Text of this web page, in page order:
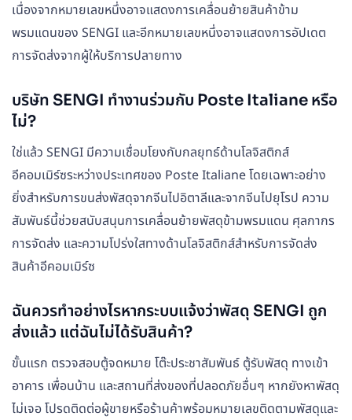
เนื่องจากหมายเลขหนึ่งอาจแสดงการเคลื่อนย้ายสินค้าข้าม
พรมแดนของ SENGI และอีกหมายเลขหนึ่งอาจแสดงการอัปเดต
การจัดส่งจากผู้ให้บริการปลายทาง
บริษัท SENGI ทำงานร่วมกับ Poste Italiane หรือ
ไม่?
ใช่แล้ว SENGI มีความเชื่อมโยงกับกลยุทธ์ด้านโลจิสติกส์
อีคอมเมิร์ซระหว่างประเทศของ Poste Italiane โดยเฉพาะอย่าง
ยิ่งสำหรับการขนส่งพัสดุจากจีนไปอิตาลีและจากจีนไปยุโรป ความ
สัมพันธ์นี้ช่วยสนับสนุนการเคลื่อนย้ายพัสดุข้ามพรมแดน ศุลกากร
การจัดส่ง และความโปร่งใสทางด้านโลจิสติกส์สำหรับการจัดส่ง
สินค้าอีคอมเมิร์ซ
ฉันควรทำอย่างไรหากระบบแจ้งว่าพัสดุ SENGI ถูก
ส่งแล้ว แต่ฉันไม่ได้รับสินค้า?
ขั้นแรก ตรวจสอบตู้จดหมาย โต๊ะประชาสัมพันธ์ ตู้รับพัสดุ ทางเข้า
อาคาร เพื่อนบ้าน และสถานที่ส่งของที่ปลอดภัยอื่นๆ หากยังหาพัสดุ
ไม่เจอ โปรดติดต่อผู้ขายหรือร้านค้าพร้อมหมายเลขติดตามพัสดุและ